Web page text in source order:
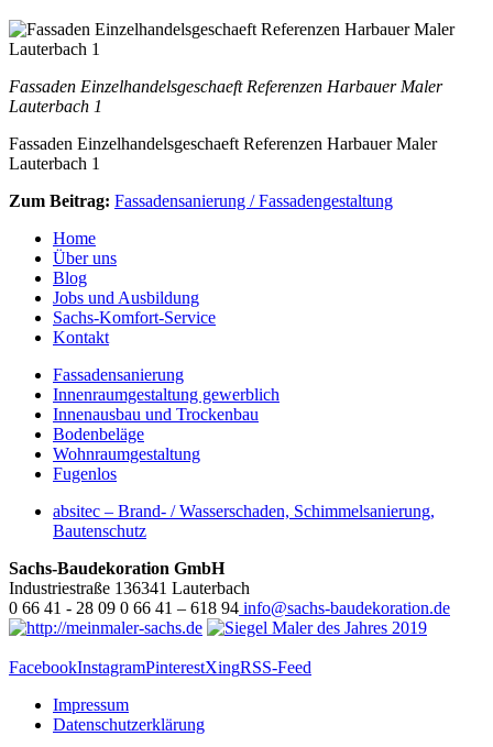
Fassaden Einzelhandelsgeschaeft Referenzen Harbauer Maler
Lauterbach 1
Fassaden Einzelhandelsgeschaeft Referenzen Harbauer Maler
Lauterbach 1
Zum Beitrag: Fassadensanierung / Fassadengestaltung
Home
Über uns
Blog
Jobs und Ausbildung
Sachs-Komfort-Service
Kontakt
Fassadensanierung
Innenraumgestaltung gewerblich
Innenausbau und Trockenbau
Bodenbeläge
Wohnraumgestaltung
Fugenlos
absitec – Brand- / Wasserschaden, Schimmelsanierung,
Bautenschutz
Sachs-Baudekoration GmbH
Industriestraße 136341 Lauterbach
0 66 41 - 28 09 0 66 41 – 618 94 info@sachs-baudekoration.de
FacebookInstagramPinterestXingRSS-Feed
Impressum
Datenschutzerklärung